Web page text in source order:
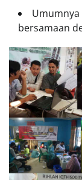
Umumnya
bersamaan